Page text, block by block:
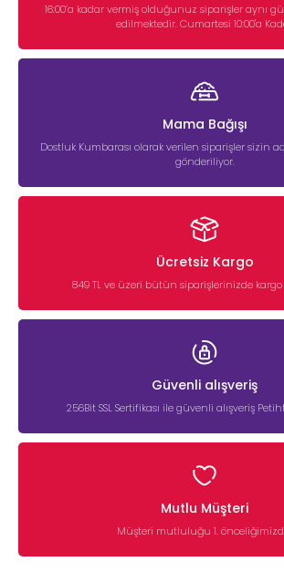
16:00’a kadar vermiş olduğunuz siparişler aynı
edilmektedir. Cumartesi 10:00'a
Mama Bağışı
Dostluk Kumbarası olarak verilen siparişler sizin
gönderiliyor.
Ücretsiz Kargo
849 TL ve üzeri bütün siparişlerinizde
Güvenli alışveriş
256Bit SSL Sertifikası ile güvenli alışveriş
Mutlu Müşteri
Müşteri mutluluğu 1.